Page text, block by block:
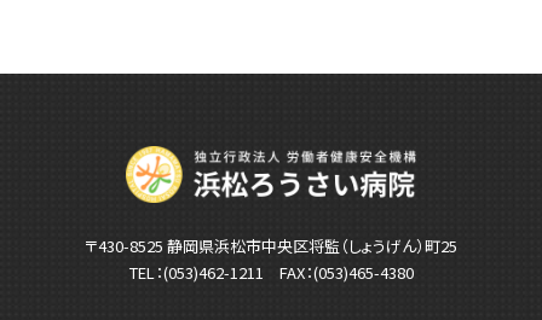
〒430-8525 静岡県浜松市中央区将監（しょうげん）町25
TEL：(053)462-1211 FAX：(053)465-4380